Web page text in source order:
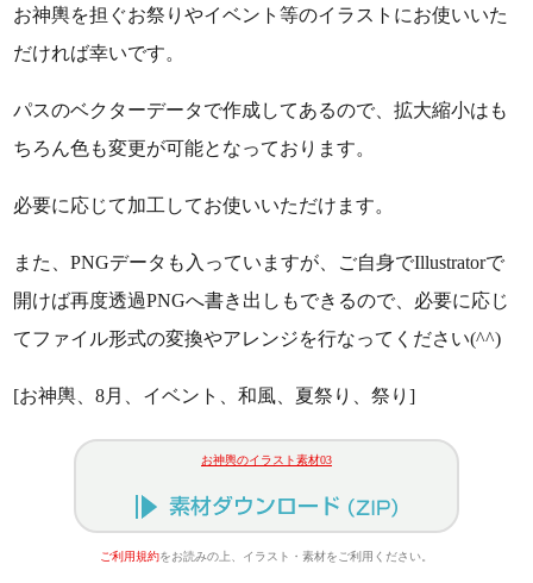
お神輿を担ぐお祭りやイベント等のイラストにお使いいた
だければ幸いです。
パスのベクターデータで作成してあるので、拡大縮小はも
ちろん色も変更が可能となっております。
必要に応じて加工してお使いいただけます。
また、PNGデータも入っていますが、ご自身でIllustratorで
開けば再度透過PNGへ書き出しもできるので、必要に応じ
てファイル形式の変換やアレンジを行なってください(^^)
[お神輿、8月、イベント、和風、夏祭り、祭り]
お神輿のイラスト素材03
ご利用規約をお読みの上、イラスト・素材をご利用ください。